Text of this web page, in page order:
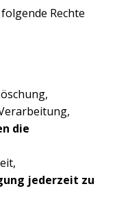
Rechte
die
jederzeit zu